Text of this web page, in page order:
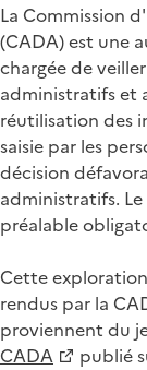
La Commission
(CADA) est une
chargée de
administratifs et
réutilisation des
saisie par les
décision
administratifs.
préalable
Cette
rendus par la
proviennent du
CADA
publié